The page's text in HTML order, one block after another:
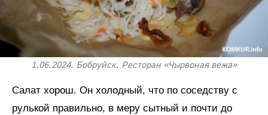
1.06.2024. Бобруйск. Ресторан «Чырвоная вежа»
Салат хорош. Он холодный, что по соседству с
рулькой правильно, в меру сытный и почти до